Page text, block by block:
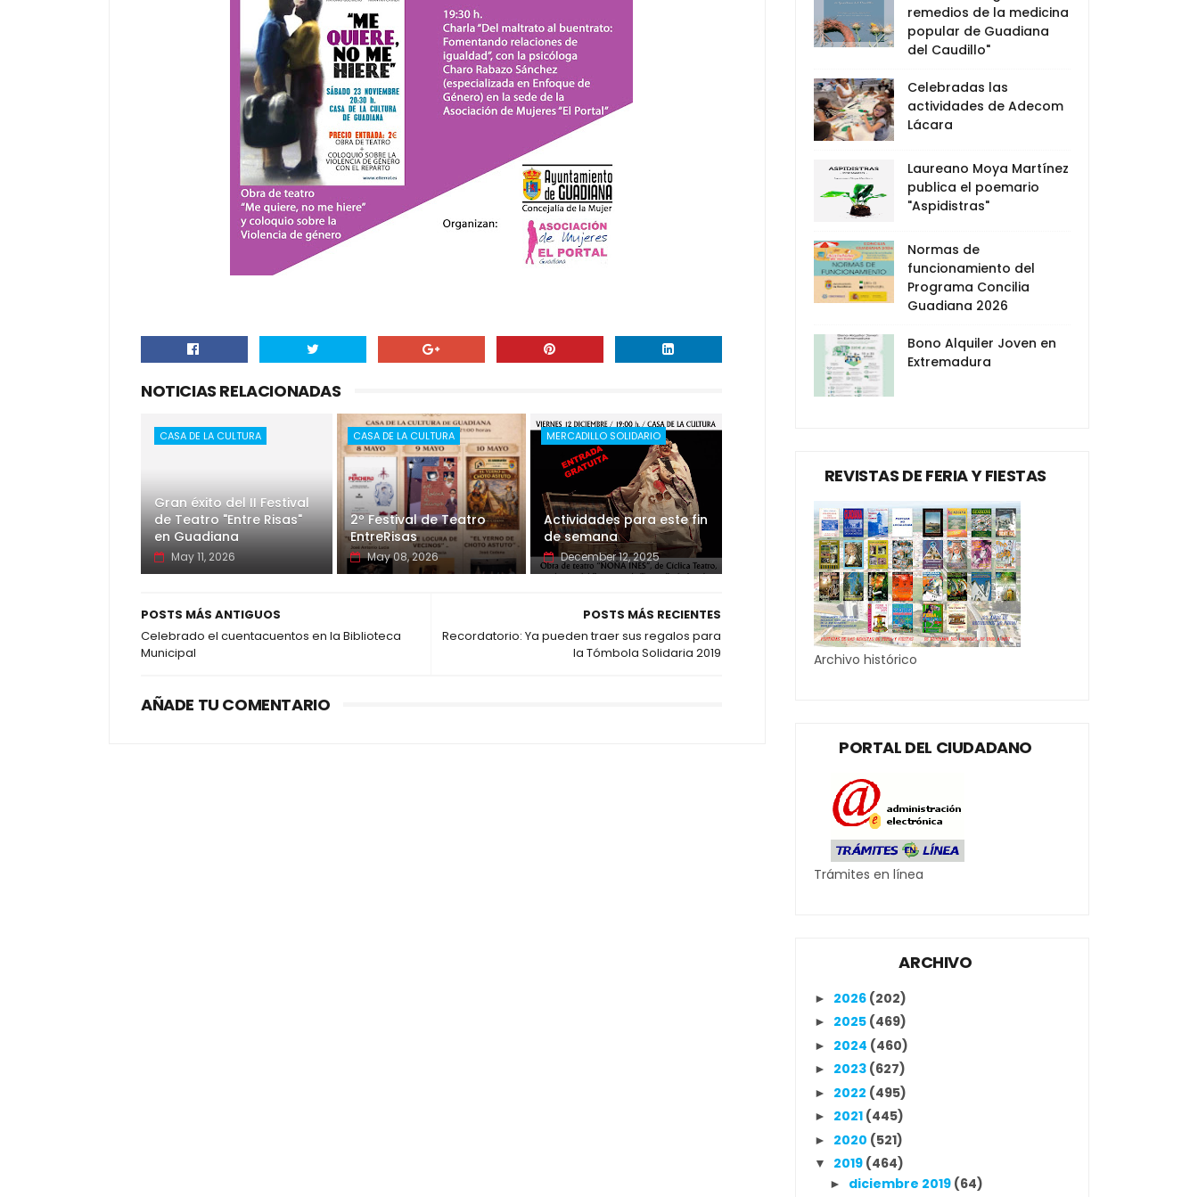
NOTICIAS RELACIONADAS
CASA DE LA CULTURA
Gran éxito del II Festival
de Teatro "Entre Risas"
en Guadiana
May 11, 2026
CASA DE LA CULTURA
2º Festival de Teatro
EntreRisas
May 08, 2026
MERCADILLO SOLIDARIO
Actividades para este fin
de semana
December 12, 2025
POSTS MÁS RECIENTES
Recordatorio: Ya pueden traer sus regalos para
la Tómbola Solidaria 2019
POSTS MÁS ANTIGUOS
Celebrado el cuentacuentos en la Biblioteca
Municipal
AÑADE TU COMENTARIO
remedios de la medicina
popular de Guadiana
del Caudillo"
Celebradas las
actividades de Adecom
Lácara
Laureano Moya Martínez
publica el poemario
"Aspidistras"
Normas de
funcionamiento del
Programa Concilia
Guadiana 2026
Bono Alquiler Joven en
Extremadura
REVISTAS DE FERIA Y FIESTAS
Archivo histórico
PORTAL DEL CIUDADANO
Trámites en línea
ARCHIVO
► 2026 (202)
► 2025 (469)
► 2024 (460)
► 2023 (627)
► 2022 (495)
► 2021 (445)
► 2020 (521)
▼ 2019 (464)
► diciembre 2019 (64)